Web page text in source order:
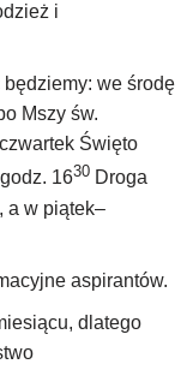
i
we środę
Mszy św.
Święto
1630 Droga
a w piątek–
aspirantów.
dlatego